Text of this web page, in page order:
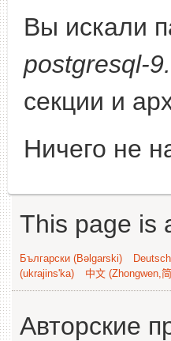
Вы искали
postgresql-
секции и
Ничего не
This page is
Български (Bəlgarski) Deutsch
(ukrajins'ka)
中文 (Zhongwen,
Авторские